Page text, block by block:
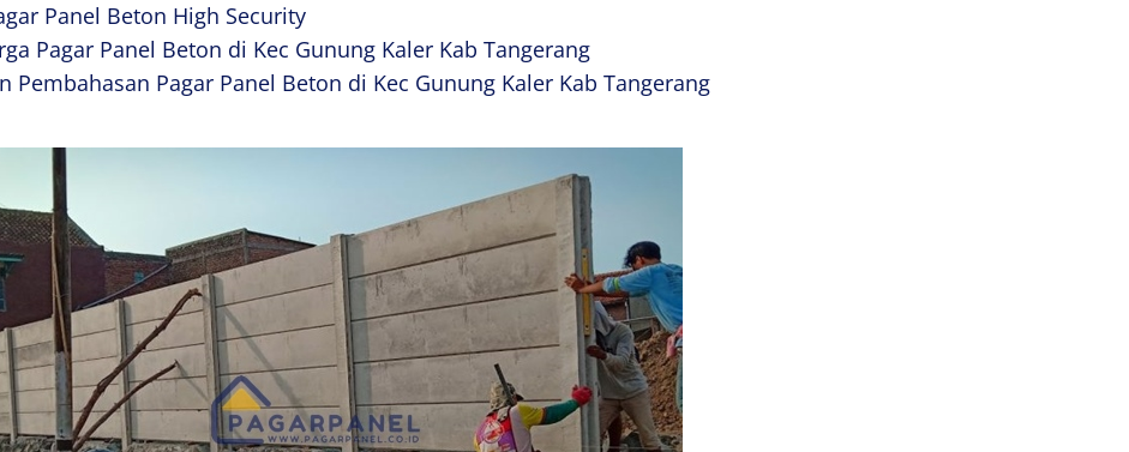
Panel Beton High Security
Pagar Panel Beton di Kec Gunung Kaler Kab Tangerang
Pembahasan Pagar Panel Beton di Kec Gunung Kaler Kab Tangerang